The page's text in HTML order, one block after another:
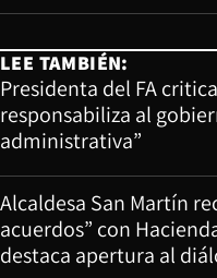
LEE TAMBIÉN:
Presidenta del FA
responsabiliza al
administrativa”
Alcaldesa San Martín
acuerdos” con
destaca apertura al